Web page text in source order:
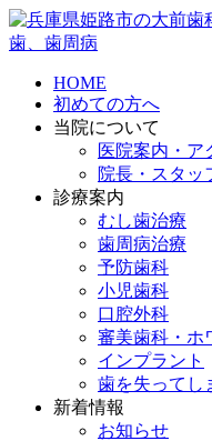
HOME
初めての方へ
当院について
医院案内・ア
院長・スタッ
診療案内
むし歯治療
歯周病治療
予防歯科
小児歯科
口腔外科
審美歯科・ホ
インプラント
歯を失ってし
新着情報
お知らせ